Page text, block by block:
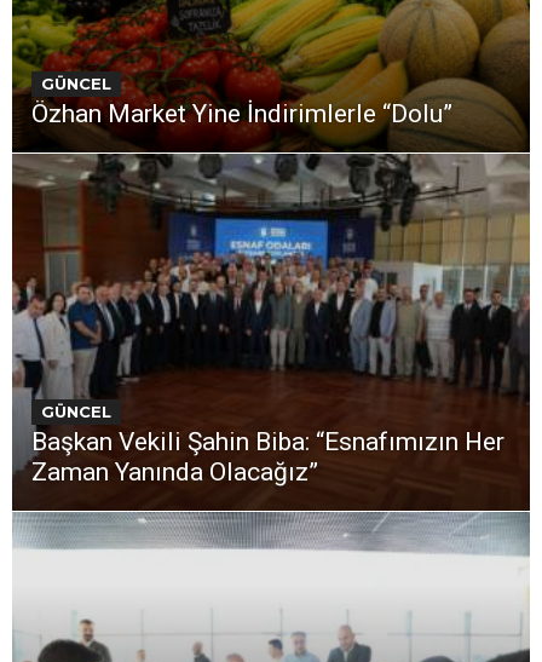
GÜNCEL
Özhan Market Yine İndirimlerle “Dolu”
GÜNCEL
Başkan Vekili Şahin Biba: “Esnafımızın Her
Zaman Yanında Olacağız”